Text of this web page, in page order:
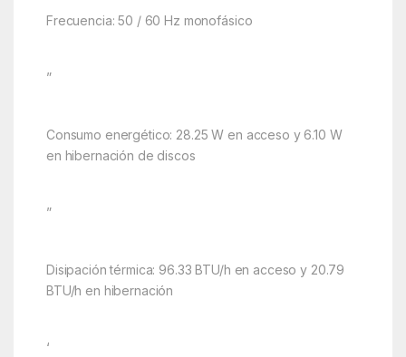
Frecuencia: 50 / 60 Hz monofásico
”
Consumo energético: 28.25 W en acceso y 6.10 W
en hibernación de discos
”
Disipación térmica: 96.33 BTU/h en acceso y 20.79
BTU/h en hibernación
‘